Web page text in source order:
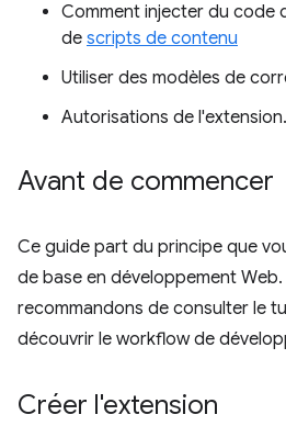
Comment injecter du code
de scripts de contenu
Utiliser des modèles de
Autorisations de l'extension.
Avant de commencer
Ce guide part du principe que
de base en développement
recommandons de consulter le
découvrir le workflow de
Créer l'extension